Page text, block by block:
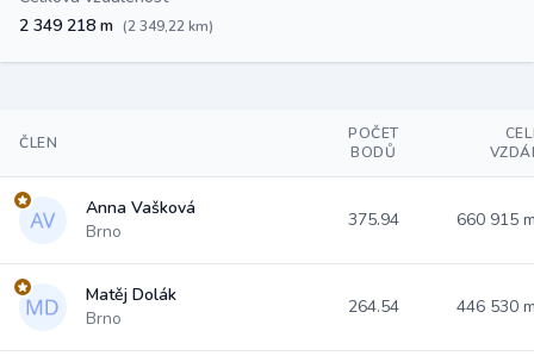
2 349 218 m (2 349,22 km)
ČLEN
POČET
BODŮ
Anna Vašková
Brno
375.94 660 915
Matěj Dolák
Brno
264.54 446 530